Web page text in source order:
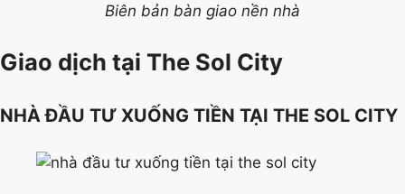
Biên bản bàn giao nền nhà
Giao dịch tại The Sol City
NHÀ ĐẦU TƯ XUỐNG TIỀN TẠI THE SOL CITY